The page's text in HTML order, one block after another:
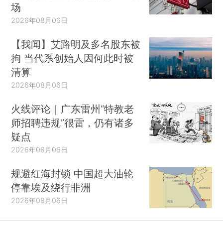
场
2026年08月06日
【我闻】艾路明及多名股东被
拘 当代系创始人因何此时被
清算
2026年08月06日
火线评论｜广东雷州“特教老
师招聘违规”很雷，仍有诸多
疑点
2026年08月06日
规避红海封锁 中国超大油轮
停靠埃及绕行非洲
2026年08月06日